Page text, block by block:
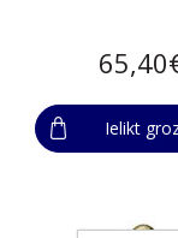
Ielikt